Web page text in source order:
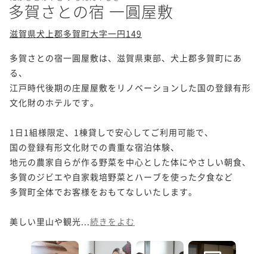
多賀さとの宿 一圓屋敷
滋賀県犬上郡多賀町大字一円149
多賀さとの宿一圓屋敷は、滋賀県東部、犬上郡多賀町にあ
る、
江戸時代後期の庄屋屋敷をリノベーションした国の登録有形
文化財のホテルです。
1日1組様限定、1棟貸しで安心してご利用可能で、
国の登録有形文化財での貴重な宿泊体験、
地元の農家自らが作る野菜を中心とした体にやさしい朝食、
多賀のジビエや自家栽培野菜とハーブを使った夕食など
多賀町全体でお客様をおもてなしいたします。
美しい里山や観光... 続きをよむ